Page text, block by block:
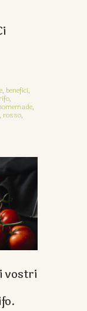
benefici,
rosso,
vostri